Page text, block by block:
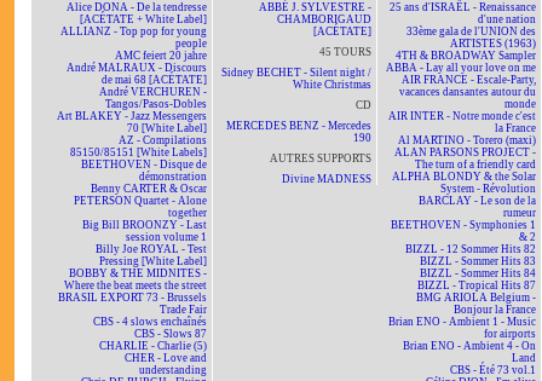
Alice DONA - De la tendresse
[ACÉTATE + White Label]
ALLIANZ - Top pop for young
people
AMC feiert 20 jahre
André MALRAUX - Discours
de mai 68 [ACÉTATE]
André VERCHUREN -
Tangos/Pasos-Dobles
Art BLAKEY - Jazz Messengers
70 [White Label]
AZ - Compilations
85150/85151 [White Labels]
BEETHOVEN - Disque de
démonstration
Benny CARTER & Oscar
PETERSON Quartet - Alone
together
Big Bill BROONZY - Last
session volume 1
Billy Joe ROYAL - Test
Pressing [White Label]
BOBBY & THE MIDNITES -
Where the beat meets the street
BRASIL EXPORT 73 - Brussels
Trade Fair
CBS - 4 slows enchaînés
CBS - Slows 87
CHARLIE - Charlie (5)
CHER - Love and
understanding
ABBÉ J. SYLVESTRE -
CHAMBORIGAUD
[ACÉTATE]
45 TOURS
Sidney BECHET - Silent night /
White Christmas
CD
MERCEDES BENZ - Mercedes
190
AUTRES SUPPORTS
Divine MADNESS
25 ans d'ISRAËL - Renaissance
d'une nation
33ème gala de l'UNION des
ARTISTES (1963)
4TH & BROADWAY Sampler
ABBA - Lay all your love on me
AIR FRANCE - Escale-Party,
vacances dansantes autour du
monde
AIR INTER - Notre monde c'est
la France
Al MARTINO - Torero (maxi)
ALAN PARSONS PROJECT -
The turn of a friendly card
ALPHA BLONDY & the Solar
System - Révolution
BARCLAY - Le son de la
rumeur
BEETHOVEN - Symphonies 1
& 2
BIZZL - 12 Sommer Hits 82
BIZZL - Sommer Hits 83
BIZZL - Sommer Hits 84
BIZZL - Tropical Hits 87
BMG ARIOLA Belgium -
Bonjour la France
Brian ENO - Ambient 1 - Music
for airports
Brian ENO - Ambient 4 - On
Land
CBS - Été 73 vol.1